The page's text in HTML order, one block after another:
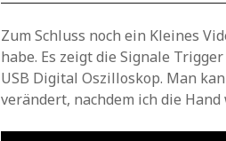
Zum Schluss noch ein Kleines
habe. Es zeigt die Signale
USB Digital Oszilloskop. Man
verändert, nachdem ich die